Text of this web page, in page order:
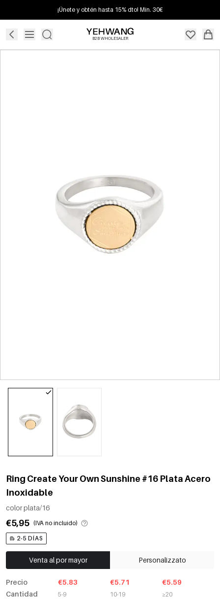
¡Únete y obtén hasta 15% dto! Mín. 30€
B2B WHOLESALER
Ring Create Your Own Sunshine #16 Plata Acero
Inoxidable
color plata/16
€5,95 (IVA no incluido)
2-5 DÍAS
Venta al por mayor Personalizzato
Precio
Cantidad
€5.83
5-9
€5.71
10-19
€5.59
≥20